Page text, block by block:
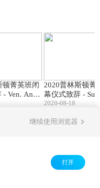
顿菁英班闭
- Ven. Anlo
)
2020普林斯顿菁
幕仪式致辞 -
uerr
2020-08-18
继续使用浏览器
打开